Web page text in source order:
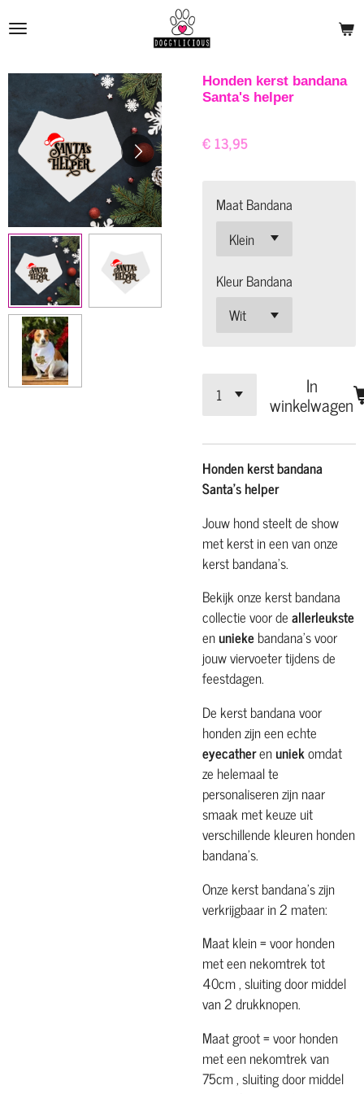
direct
de
hoofdinhoud
Honden kerst bandana
Santa's helper
€ 13,95
Maat Bandana
Kleur Bandana
In
winkelwagen
Honden kerst bandana
Santa's helper
Jouw hond steelt de show
met kerst in een van onze
kerst bandana's.
Bekijk onze kerst bandana
collectie voor deallerleukste
enuniekebandana's voor
jouw viervoeter tijdens de
feestdagen.
De kerst bandana voor
honden zijn een echte
eyecatherenuniekomdat
ze helemaal te
personaliseren zijn naar
smaak met keuze uit
verschillende kleuren honden
bandana's.
Onze kerst bandana's zijn
verkrijgbaar in 2 maten:
Maat klein = voor honden
met een nekomtrek tot
40cm , sluiting door middel
van 2 drukknopen.
Maat groot = voor honden
met een nekomtrek van
75cm , sluiting door middel